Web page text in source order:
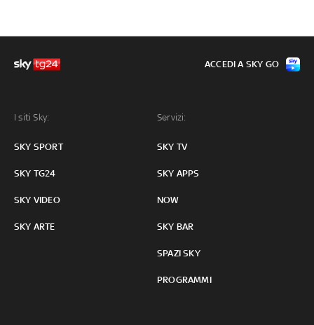
I siti Sky:
SKY SPORT
SKY TG24
SKY VIDEO
SKY ARTE
Servizi:
SKY TV
SKY APPS
NOW
SKY BAR
SPAZI SKY
PROGRAMMI
ACCEDI A SKY GO